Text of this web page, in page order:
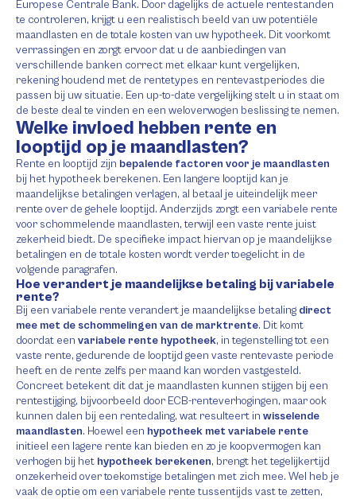
Europese Centrale Bank. Door dagelijks de actuele rentestanden
te controleren, krijgt u een realistisch beeld van uw potentiële
maandlasten en de totale kosten van uw hypotheek. Dit voorkomt
verrassingen en zorgt ervoor dat u de aanbiedingen van
verschillende banken correct met elkaar kunt vergelijken,
rekening houdend met de rentetypes en rentevastperiodes die
passen bij uw situatie. Een up-to-date vergelijking stelt u in staat om
de beste deal te vinden en een weloverwogen beslissing te nemen.
Welke invloed hebben rente en
looptijd op je maandlasten?
Rente en looptijd zijn bepalende factoren voor je maandlasten
bij het hypotheek berekenen. Een langere looptijd kan je
maandelijkse betalingen verlagen, al betaal je uiteindelijk meer
rente over de gehele looptijd. Anderzijds zorgt een variabele rente
voor schommelende maandlasten, terwijl een vaste rente juist
zekerheid biedt. De specifieke impact hiervan op je maandelijkse
betalingen en de totale kosten wordt verder toegelicht in de
volgende paragrafen.
Hoe verandert je maandelijkse betaling bij variabele
rente?
Bij een variabele rente verandert je maandelijkse betaling direct
mee met de schommelingen van de marktrente. Dit komt
doordat een variabele rente hypotheek, in tegenstelling tot een
vaste rente, gedurende de looptijd geen vaste rentevaste periode
heeft en de rente zelfs per maand kan worden vastgesteld.
Concreet betekent dit dat je maandlasten kunnen stijgen bij een
rentestijging, bijvoorbeeld door ECB-renteverhogingen, maar ook
kunnen dalen bij een rentedaling, wat resulteert in wisselende
maandlasten. Hoewel een hypotheek met variabele rente
initieel een lagere rente kan bieden en zo je koopvermogen kan
verhogen bij het hypotheek berekenen, brengt het tegelijkertijd
onzekerheid over toekomstige betalingen met zich mee. Wel heb je
vaak de optie om een variabele rente tussentijds vast te zetten,